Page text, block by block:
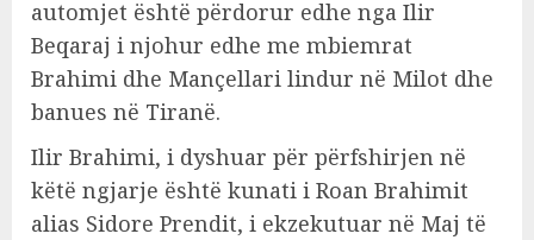
automjet është përdorur edhe nga Ilir
Beqaraj i njohur edhe me mbiemrat
Brahimi dhe Mançellari lindur në Milot dhe
banues në Tiranë.
Ilir Brahimi, i dyshuar për përfshirjen në
këtë ngjarje është kunati i Roan Brahimit
alias Sidore Prendit, i ekzekutuar në Maj të